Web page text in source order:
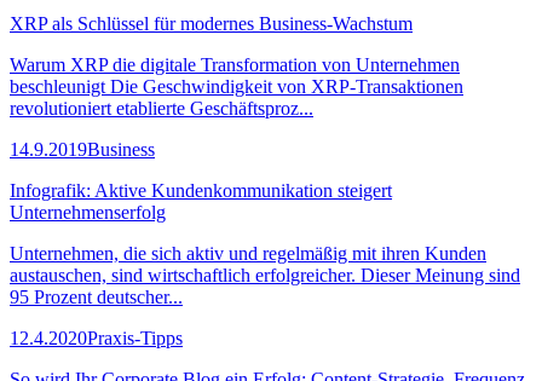
XRP als Schlüssel für modernes Business-Wachstum
Warum XRP die digitale Transformation von Unternehmen
beschleunigt Die Geschwindigkeit von XRP-Transaktionen
revolutioniert etablierte Geschäftsproz...
14.9.2019Business
Infografik: Aktive Kundenkommunikation steigert
Unternehmenserfolg
Unternehmen, die sich aktiv und regelmäßig mit ihren Kunden
austauschen, sind wirtschaftlich erfolgreicher. Dieser Meinung sind
95 Prozent deutscher...
12.4.2020Praxis-Tipps